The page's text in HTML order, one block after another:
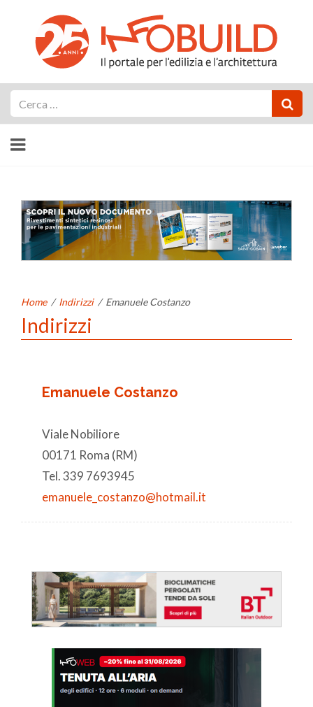
Home / Indirizzi / Emanuele Costanzo
Indirizzi
Emanuele Costanzo
Viale Nobiliore
00171 Roma (RM)
Tel. 339 7693945
emanuele_costanzo@hotmail.it